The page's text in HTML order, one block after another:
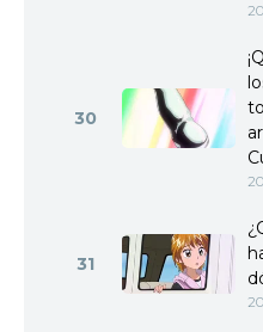
30
31